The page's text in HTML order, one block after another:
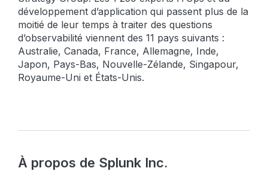
développement d’application qui passent plus de la
moitié de leur temps à traiter des questions
d’observabilité viennent des 11 pays suivants :
Australie, Canada, France, Allemagne, Inde,
Japon, Pays-Bas, Nouvelle-Zélande, Singapour,
Royaume-Uni et États-Unis.
À propos de Splunk Inc.